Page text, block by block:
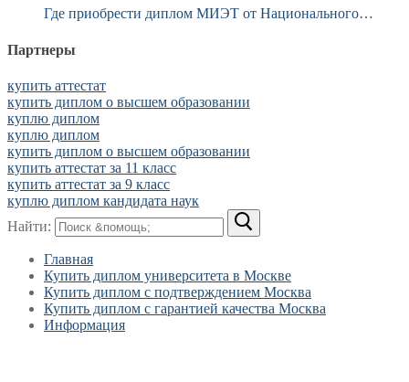
Где приобрести диплом МИЭТ от Национального…
Партнеры
купить аттестат
купить диплом о высшем образовании
куплю диплом
куплю диплом
купить диплом о высшем образовании
купить аттестат за 11 класс
купить аттестат за 9 класс
куплю диплом кандидата наук
Найти:
Главная
Купить диплом университета в Москве
Купить диплом с подтверждением Москва
Купить диплом с гарантией качества Москва
Информация